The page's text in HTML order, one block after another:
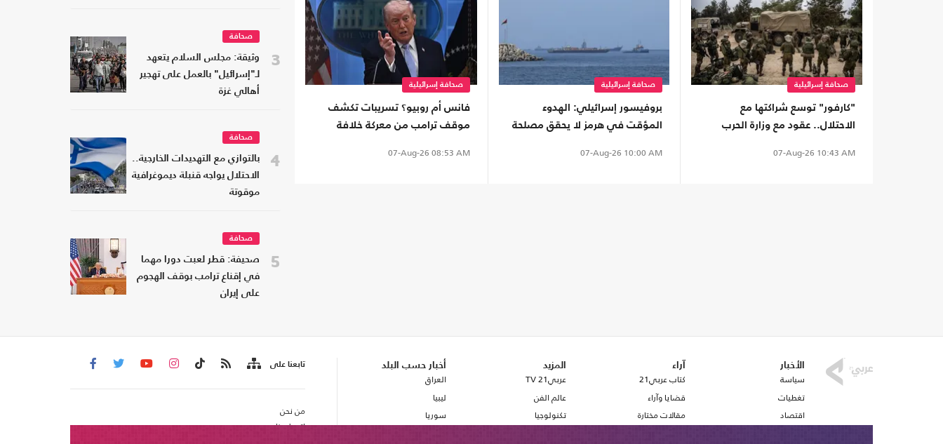
صحافة إسرائيلية
"كارفور" توسع شراكتها مع
الاحتلال.. عقود مع وزارة الحرب
07-Aug-26 10:43 AM
صحافة إسرائيلية
بروفيسور إسرائيلي: الهدوء
المؤقت في هرمز لا يحقق مصلحة
07-Aug-26 10:00 AM
صحافة إسرائيلية
فانس أم روبيو؟ تسريبات تكشف
موقف ترامب من معركة خلافة
07-Aug-26 08:53 AM
3
صحافة
وثيقة: مجلس السلام يتعهد
لـ"إسرائيل" بالعمل على تهجير
أهالي غزة
4
صحافة
بالتوازي مع التهديدات الخارجية..
الاحتلال يواجه قنبلة ديموغرافية
موقوتة
5
صحافة
صحيفة: قطر لعبت دورا مهما
في إقناع ترامب بوقف الهجوم
على إيران
الأخبار
سياسة
تغطيات
اقتصاد
آراء
كتاب عربي21
قضايا وآراء
مقالات مختارة
المزيد
عربي21 TV
عالم الفن
تكنولوجيا
أخبار حسب البلد
العراق
ليبيا
سوريا
تابعنا على
من نحن
اتصل بنا